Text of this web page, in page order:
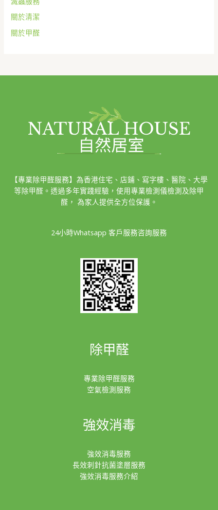
關於清潔
關於甲醛
【專業除甲醛服務】為香港住宅、店鋪、寫字樓、醫院、大學
等除甲醛。透過多年實踐經驗，使用專業檢測儀檢測及除甲
醛， 為家人提供全方位保護。
24小時Whatsapp 客戶服務咨詢服務
除甲醛
專業除甲醛服務
空氣檢測服務
強效消毒
強效消毒服務
長效刺針抗菌塗層服務
強效消毒服務介紹